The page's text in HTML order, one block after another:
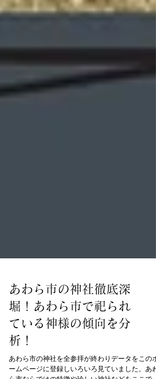
あわら市の神社徹底深
堀！あわら市で祀られ
ている神様の傾向を分
析！